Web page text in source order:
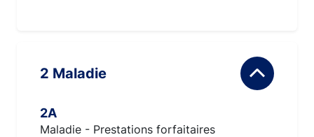
2 Maladie
2A
Maladie - Prestations forfaitaires